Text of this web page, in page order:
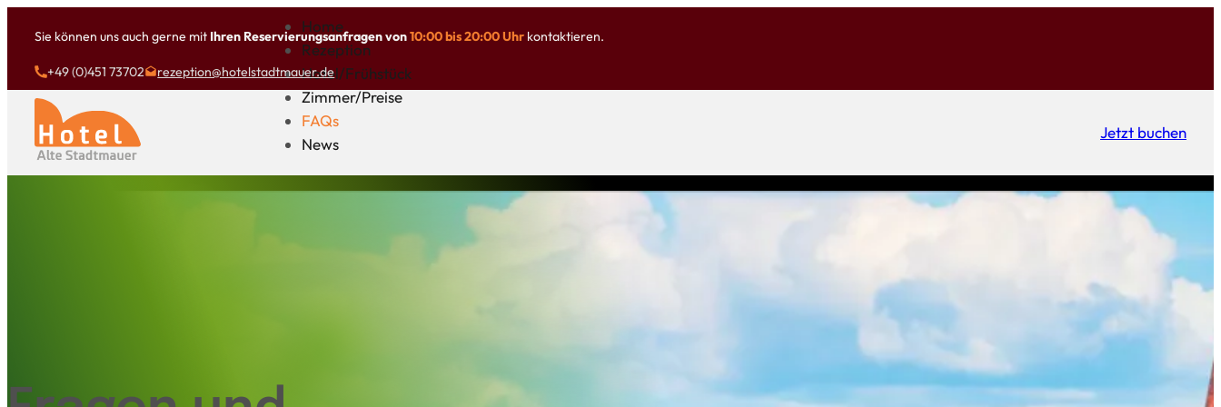
Sie können uns auch gerne mit Ihren Reservierungsanfragen von10:00 bis 20:00 Uhr kontaktieren.
+49 (0)451 73702 rezeption@hotelstadtmauer.de
Home
Rezeption
Hotel/Frühstück
Zimmer/Preise
FAQs
News
Rezeption
Jetzt buchen